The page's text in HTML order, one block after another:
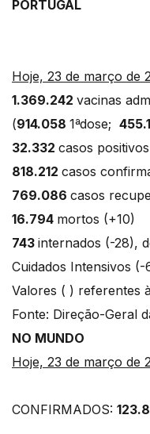
PORTUGAL
Hoje, 23 de março de
1.369.242 vacinas
(914.058 1ªdose;
32.332 casos
818.212 casos
769.086 casos
16.794 mortos
743 internados (-28),
Cuidados Intensivos
Valores ( ) referentes
Fonte: Direção-Geral
NO MUNDO
Hoje, 23 de março de
CONFIRMADOS: